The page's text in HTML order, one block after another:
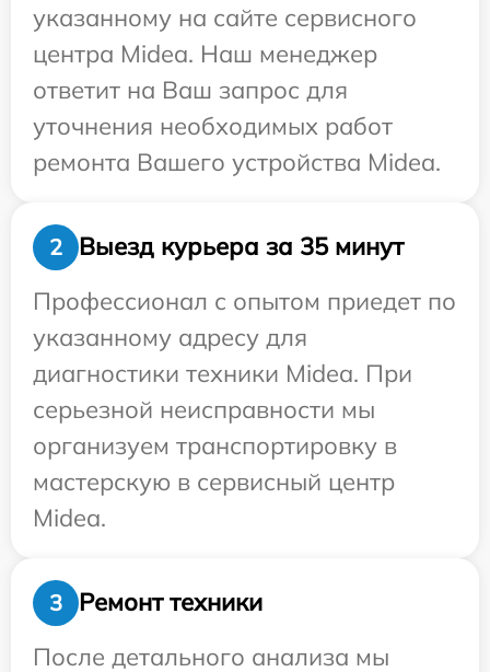
указанному на сайте сервисного
центра Midea. Наш менеджер
ответит на Ваш запрос для
уточнения необходимых работ
ремонта Вашего устройства Midea.
2
Выезд курьера за 35 минут
Профессионал с опытом приедет по
указанному адресу для
диагностики техники Midea. При
серьезной неисправности мы
организуем транспортировку в
мастерскую в сервисный центр
Midea.
3
Ремонт техники
После детального анализа мы